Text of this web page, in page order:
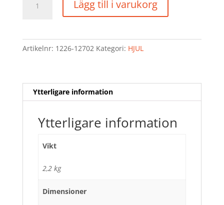
mängd
Lägg till i varukorg
Artikelnr: 1226-12702 Kategori: HJUL
Ytterligare information
Ytterligare information
Vikt
2,2 kg
Dimensioner